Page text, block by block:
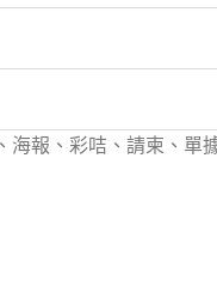
海報、彩咭、請柬、單